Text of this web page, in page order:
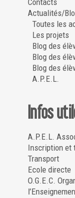
Contacts
Actualités/
Toutes les
Les projets
Blog des
Blog des
Blog des
A.P.E.L.
Infos
A.P.E.L.
Inscription et
Transport
Ecole directe
O.G.E.C.